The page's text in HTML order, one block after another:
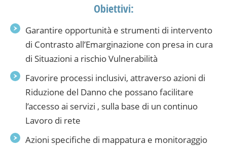
Obiettivi:
Garantire opportunità e strumenti di intervento
di Contrasto all’Emarginazione con presa in cura
di Situazioni a rischio Vulnerabilità
Favorire processi inclusivi, attraverso azioni di
Riduzione del Danno che possano facilitare
l’accesso ai servizi , sulla base di un continuo
Lavoro di rete
Azioni specifiche di mappatura e monitoraggio